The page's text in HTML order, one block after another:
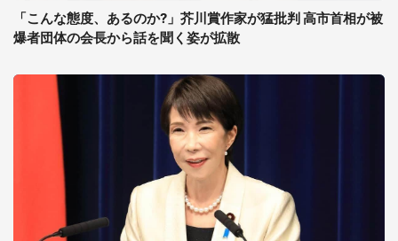
「こんな態度、あるのか?」芥川賞作家が猛批判 高市首相が被
爆者団体の会長から話を聞く姿が拡散